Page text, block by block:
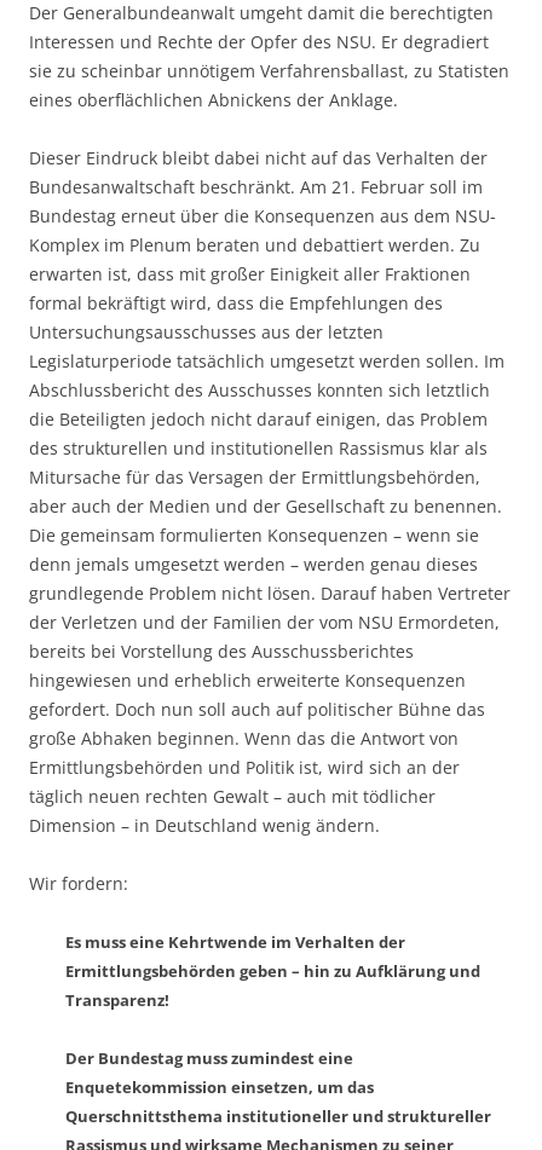
Der Generalbundeanwalt umgeht damit die berechtigten
Interessen und Rechte der Opfer des NSU. Er degradiert
sie zu scheinbar unnötigem Verfahrensballast, zu Statisten
eines oberflächlichen Abnickens der Anklage.
Dieser Eindruck bleibt dabei nicht auf das Verhalten der
Bundesanwaltschaft beschränkt. Am 21. Februar soll im
Bundestag erneut über die Konsequenzen aus dem NSU-
Komplex im Plenum beraten und debattiert werden. Zu
erwarten ist, dass mit großer Einigkeit aller Fraktionen
formal bekräftigt wird, dass die Empfehlungen des
Untersuchungsausschusses aus der letzten
Legislaturperiode tatsächlich umgesetzt werden sollen. Im
Abschlussbericht des Ausschusses konnten sich letztlich
die Beteiligten jedoch nicht darauf einigen, das Problem
des strukturellen und institutionellen Rassismus klar als
Mitursache für das Versagen der Ermittlungsbehörden,
aber auch der Medien und der Gesellschaft zu benennen.
Die gemeinsam formulierten Konsequenzen – wenn sie
denn jemals umgesetzt werden – werden genau dieses
grundlegende Problem nicht lösen. Darauf haben Vertreter
der Verletzen und der Familien der vom NSU Ermordeten,
bereits bei Vorstellung des Ausschussberichtes
hingewiesen und erheblich erweiterte Konsequenzen
gefordert. Doch nun soll auch auf politischer Bühne das
große Abhaken beginnen. Wenn das die Antwort von
Ermittlungsbehörden und Politik ist, wird sich an der
täglich neuen rechten Gewalt – auch mit tödlicher
Dimension – in Deutschland wenig ändern.
Wir fordern:
Es muss eine Kehrtwende im Verhalten der
Ermittlungsbehörden geben – hin zu Aufklärung und
Transparenz!
Der Bundestag muss zumindest eine
Enquetekommission einsetzen, um das
Querschnittsthema institutioneller und struktureller
Rassismus und wirksame Mechanismen zu seiner